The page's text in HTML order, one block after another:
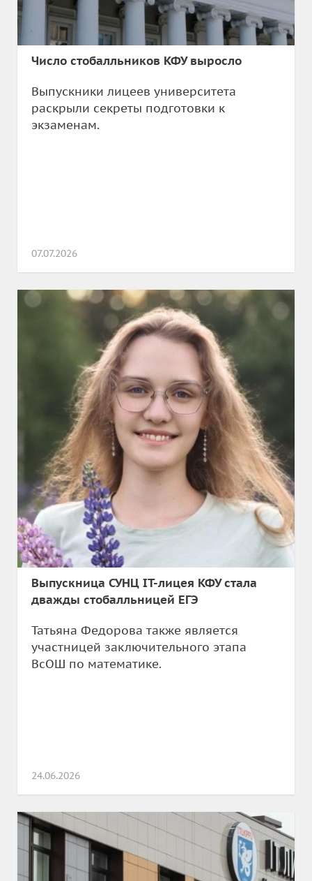
Число стобалльников КФУ выросло
Выпускники лицеев университета
раскрыли секреты подготовки к
экзаменам.
07.07.2026
Выпускница СУНЦ IT-лицея КФУ стала
дважды стобалльницей ЕГЭ
Татьяна Федорова также является
участницей заключительного этапа
ВсОШ по математике.
24.06.2026